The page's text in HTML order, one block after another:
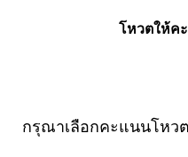
โหวตให้ค
กรุณาเลือกคะแนนโหวต